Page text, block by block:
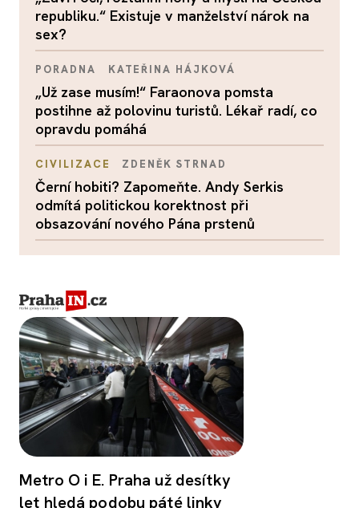
republiku.“ Existuje v manželství nárok na
sex?
PORADNA KATEŘINA HÁJKOVÁ
„Už zase musím!“ Faraonova pomsta
postihne až polovinu turistů. Lékař radí, co
opravdu pomáhá
CIVILIZACE ZDENĚK STRNAD
Černí hobiti? Zapomeňte. Andy Serkis
odmítá politickou korektnost při
obsazování nového Pána prstenů
Metro O i E. Praha už desítky
let hledá podobu páté linky